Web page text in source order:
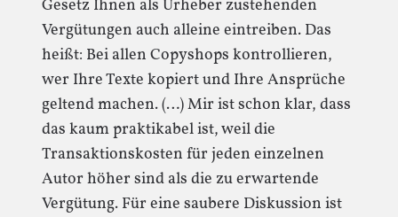
Gesetz Ihnen als Urheber zustehenden
Vergütungen auch alleine eintreiben. Das
heißt: Bei allen Copyshops kontrollieren,
wer Ihre Texte kopiert und Ihre Ansprüche
geltend machen. (…) Mir ist schon klar, dass
das kaum praktikabel ist, weil die
Transaktionskosten für jeden einzelnen
Autor höher sind als die zu erwartende
Vergütung. Für eine saubere Diskussion ist